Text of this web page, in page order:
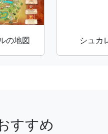
の地図 シュカ
すすめ